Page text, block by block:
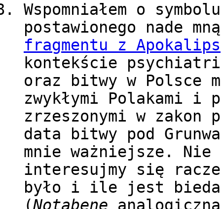
Wspomniałem o
postawionego nade
fragmentu z
kontekście
oraz bitwy w Polsce
zwykłymi Polakami i
zrzeszonymi w
data bitwy pod
mnie ważniejsze. Nie
interesujmy się
było i ile jest
(Notabene